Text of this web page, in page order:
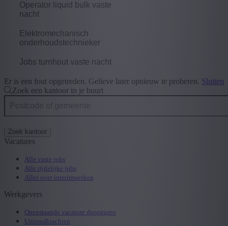
Operator liquid bulk vaste
nacht
Elektromechanisch
onderhoudstechnieker
Jobs turnhout vaste nacht
Er is een fout opgetreden. Gelieve later opnieuw te proberen. Sluiten
Zoek een kantoor in je buurt
Zoek kantoor
Vacatures
Alle vaste jobs
Alle tijdelijke jobs
Alles over interimwerken
Werkgevers
Openstaande vacature doorsturen
Uitzendkrachten